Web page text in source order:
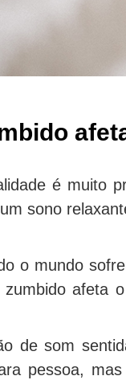
é muito
sono
o mundo
afeta
de som
pessoa,